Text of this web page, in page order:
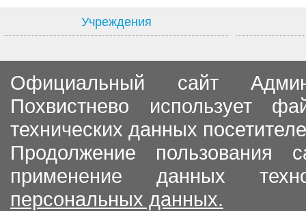
Учреждения
Официальный сайт
Похвистнево использует
технических данных
Продолжение пользования
применение данных
персональных данных.